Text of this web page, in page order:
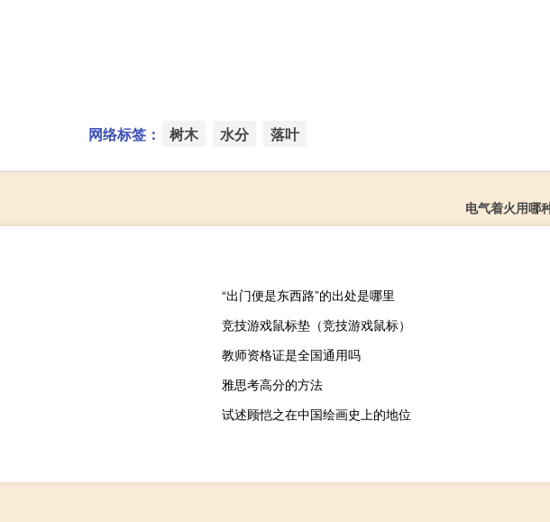
网络标签： 树木 水分 落叶
电气着火用哪
“出门便是东西路”的出处是哪里
竞技游戏鼠标垫（竞技游戏鼠标）
教师资格证是全国通用吗
雅思考高分的方法
试述顾恺之在中国绘画史上的地位